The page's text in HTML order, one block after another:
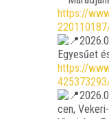
https://
Egye­sű­et
https://
cen,